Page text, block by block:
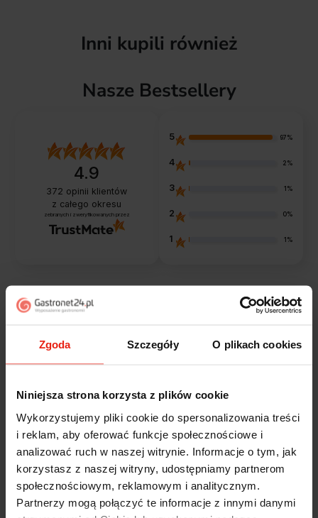
Zgoda Szczegóły O plikach cookies
Niniejsza strona korzysta z plików cookie
Wykorzystujemy pliki cookie do spersonalizowania treści
i reklam, aby oferować funkcje społecznościowe i
analizować ruch w naszej witrynie. Informacje o tym, jak
korzystasz z naszej witryny, udostępniamy partnerom
społecznościowym, reklamowym i analitycznym.
Partnerzy mogą połączyć te informacje z innymi danymi
Inni kupili również
Nasze Bestsellery
4.9
372 opinii klientów
z całego okresu
zebranych i zweryfikowanych przez
5 97%
4 2%
3 1%
2 0%
1 1%
filtry
Jak zbieramy opinie?
5
Jestem zaskoczona, że ta paczka dotarła do mnie tak
szybko. Paczka dotarła cała i zdrowa. Szybko,
sprawnie, bez problemów. Bardzo pomocna obsługa
klienta.
wczoraj